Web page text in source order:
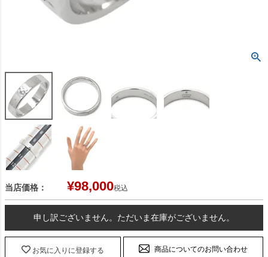
当店価格： ¥98,000税込
申し訳ございません。ただいま在庫がございません。
お気に入りに登録する 商品についてのお問い合わせ